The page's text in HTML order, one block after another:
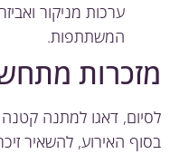
ערכות מניקור
המשתתפות.
דאגו למתנה קטנה
האירוע, להשאיר